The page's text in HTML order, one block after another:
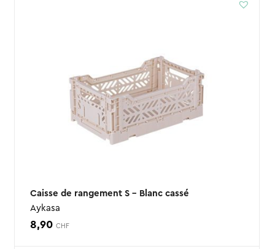
Caisse de rangement S – Blanc cassé
Aykasa
8,90 CHF